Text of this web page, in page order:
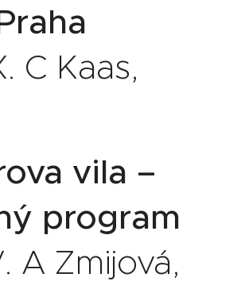
C Kaas,
vila –
program
A Zmijová,